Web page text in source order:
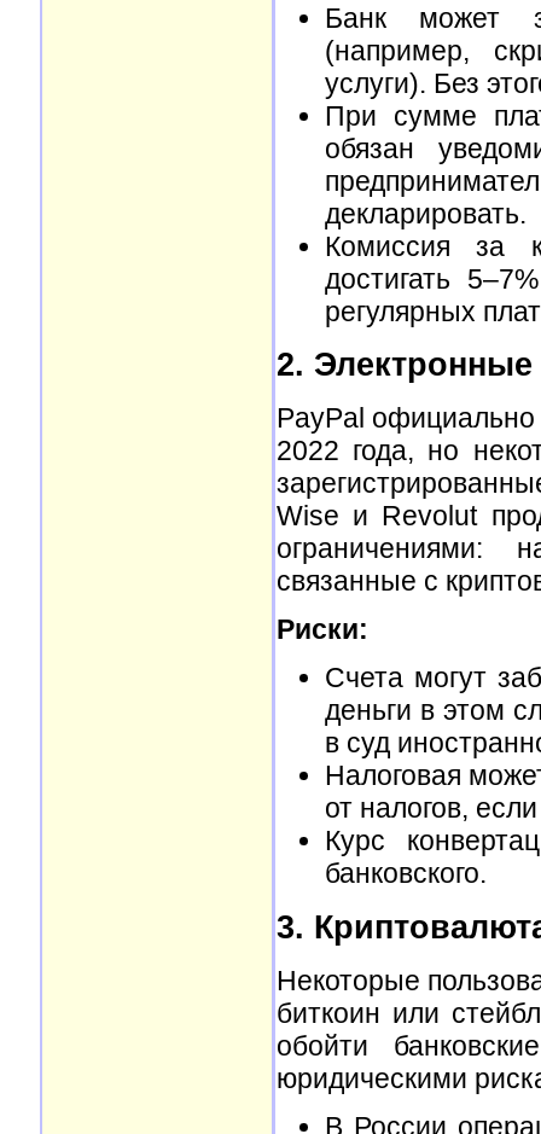
Банк может
(например,
услуги). Без
При сумме
обязан
декларировать.
Комиссия за
достигать
регулярных
2.
PayPal официально
2022 года, но
Wise и Revolut
ограничениями:
связанные с
Риски:
Счета могут
деньги в этом
в суд
Налоговая
от налогов,
Курс
банковского.
3.
Некоторые
биткоин или
обойти
юридическими
В России